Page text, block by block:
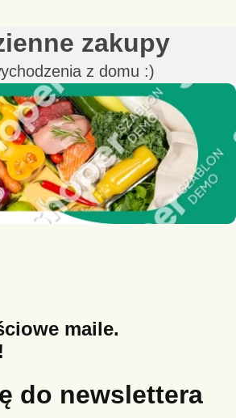
zakupy
z domu :)
maile.
do newslettera